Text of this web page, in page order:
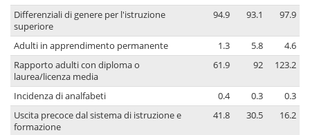
Differenziali di genere per l'istruzione
superiore
94.9 93.1 97.9
Adulti in apprendimento permanente 1.3 5.8
4.6
Rapporto adulti con diploma o
laurea/licenza media
61.9 92 123.2
Incidenza di analfabeti 0.4 0.3
0.3
Uscita precoce dal sistema di istruzione e
formazione
41.8 30.5 16.2